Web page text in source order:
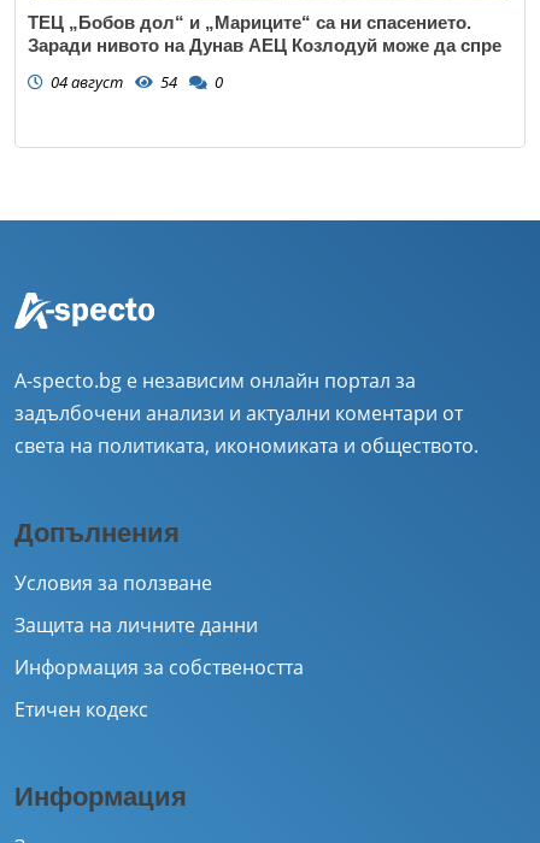
ТЕЦ „Бобов дол“ и „Мариците“ са ни спасението.
Заради нивото на Дунав АЕЦ Козлодуй може да спре
04 август 54 0
A-specto.bg е независим онлайн портал за
задълбочени анализи и актуални коментари от
света на политиката, икономиката и обществото.
Допълнения
Условия за ползване
Защита на личните данни
Информация за собствеността
Етичен кодекс
Информация